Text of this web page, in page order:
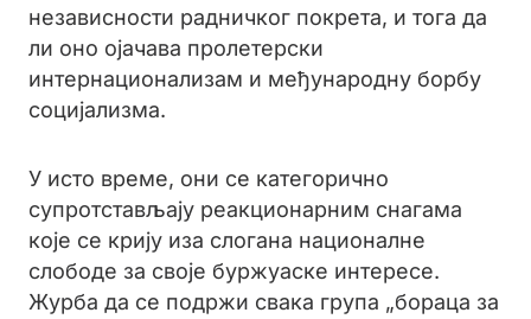
независности радничког покрета, и тога да
ли оно ојачава пролетерски
интернационализам и међународну борбу
социјализма.
У исто време, они се категорично
супротстављају реакционарним снагама
које се крију иза слогана националне
слободе за своје буржуаске интересе.
Журба да се подржи свака група „бораца за